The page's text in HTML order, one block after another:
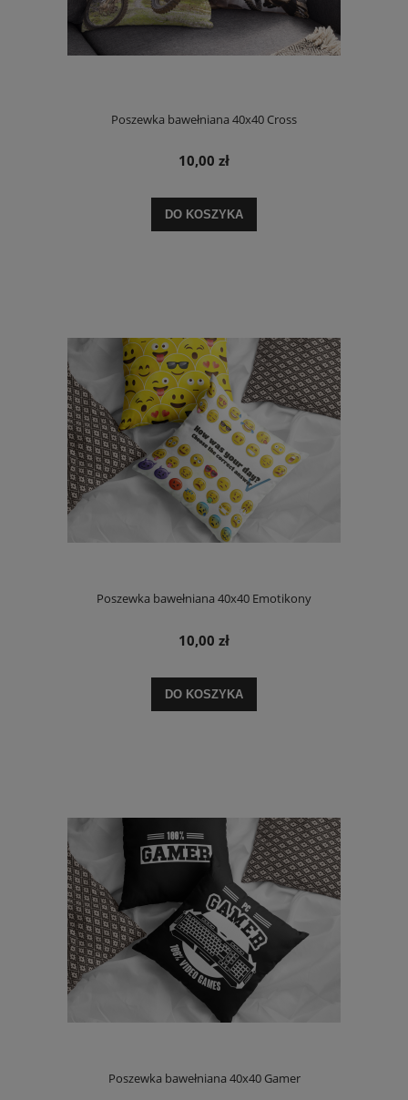
Poszewka bawełniana 40x40 Cross
10,00 zł
DO KOSZYKA
Poszewka bawełniana 40x40 Emotikony
10,00 zł
DO KOSZYKA
Poszewka bawełniana 40x40 Gamer